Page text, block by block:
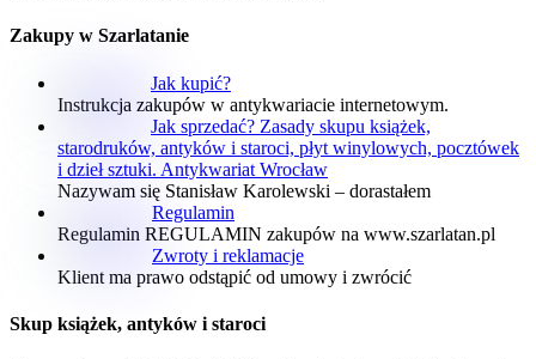
Zakupy w Szarlatanie
Jak kupić?
Instrukcja zakupów w antykwariacie internetowym.
Jak sprzedać? Zasady skupu książek,
starodruków, antyków i staroci, płyt winylowych, pocztówek
i dzieł sztuki. Antykwariat Wrocław
Nazywam się Stanisław Karolewski – dorastałem
Regulamin
Regulamin REGULAMIN zakupów na www.szarlatan.pl
Zwroty i reklamacje
Klient ma prawo odstąpić od umowy i zwrócić
Skup książek, antyków i staroci